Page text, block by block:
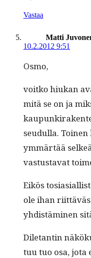
Vastaa
Matti
10.2.2012 9:51
Osmo,
voitko hiukan
mitä se on ja
seudul­la.
ymmärtää
vas­tus­ta­vat
Eikös
ole ihan
yhdis­tämi­nen
Dile­tan­tin
tuu tuo osa,